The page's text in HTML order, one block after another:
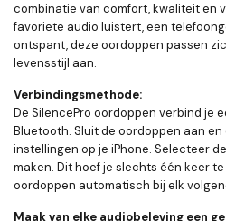
combinatie van comfort, kwaliteit en
favoriete audio luistert, een
ontspant, deze oordoppen passen
levensstijl aan.
Verbindingsmethode:
De SilencePro oordoppen verbind je
Bluetooth. Sluit de oordoppen aan
instellingen op je iPhone. Selecteer
maken. Dit hoef je slechts één keer
oordoppen automatisch bij elk
Maak van elke audiobeleving een